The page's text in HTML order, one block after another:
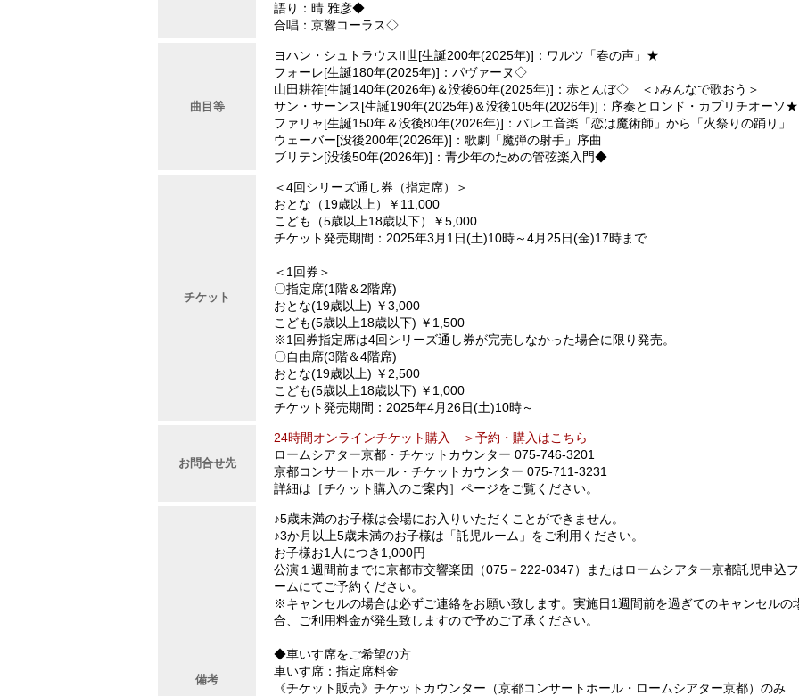
語り：晴 雅彦◆
合唱：京響コーラス◇
曲目等
ヨハン・シュトラウスII世[生誕200年(2025年)]：ワルツ「春の声」★
フォーレ[生誕180年(2025年)]：パヴァーヌ◇
山田耕筰[生誕140年(2026年)＆没後60年(2025年)]：赤とんぼ◇ ＜♪みんなで歌おう＞
サン・サーンス[生誕190年(2025年)＆没後105年(2026年)]：序奏とロンド・カプリチオーソ
ファリャ[生誕150年＆没後80年(2026年)]：バレエ音楽「恋は魔術師」から「火祭りの踊り」
ウェーバー[没後200年(2026年)]：歌劇「魔弾の射手」序曲
ブリテン[没後50年(2026年)]：青少年のための管弦楽入門◆
チケット
＜4回シリーズ通し券（指定席）＞
おとな（19歳以上）￥11,000
こども（5歳以上18歳以下）￥5,000
チケット発売期間：2025年3月1日(土)10時～4月25日(金)17時まで
＜1回券＞
〇指定席(1階＆2階席)
おとな(19歳以上) ￥3,000
こども(5歳以上18歳以下) ￥1,500
※1回券指定席は4回シリーズ通し券が完売しなかった場合に限り発売。
〇自由席(3階＆4階席)
おとな(19歳以上) ￥2,500
こども(5歳以上18歳以下) ￥1,000
チケット発売期間：2025年4月26日(土)10時～
お問合せ先
24時間オンラインチケット購入 ＞予約・購入はこちら
ロームシアター京都・チケットカウンター 075-746-3201
京都コンサートホール・チケットカウンター 075-711-3231
詳細は［チケット購入のご案内］ページをご覧ください。
備考
♪5歳未満のお子様は会場にお入りいただくことができません。
♪3か月以上5歳未満のお子様は「託児ルーム」をご利用ください。
お子様お1人につき1,000円
公演１週間前までに京都市交響楽団（075－222-0347）またはロームシアター京都託児申込
ームにてご予約ください。
※キャンセルの場合は必ずご連絡をお願い致します。実施日1週間前を過ぎてのキャンセルの
合、ご利用料金が発生致しますので予めご了承ください。
◆車いす席をご希望の方
車いす席：指定席料金
《チケット販売》チケットカウンター（京都コンサートホール・ロームシアター京都）のみ